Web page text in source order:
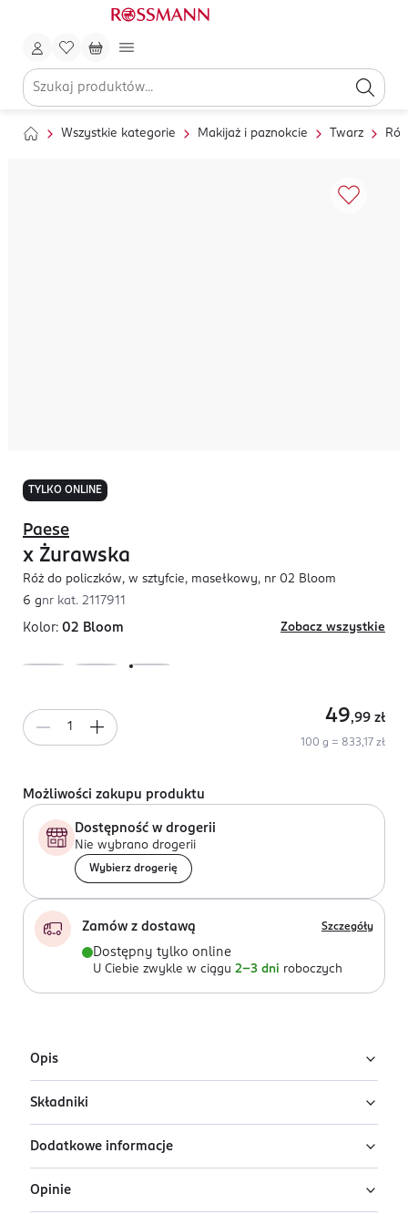
Wszystkie kategorie Makijaż i paznokcie Twarz
TYLKO ONLINE
Paese
x Żurawska
Róż do policzków, w sztyfcie, masełkowy, nr 02 Bloom
6 gnr kat. 2117911
Kolor: 02 Bloom Zobacz wszystkie
49,99 zł
100 g = 833,17 zł
Możliwości zakupu produktu
Dostępność w drogerii
Nie wybrano drogerii
Wybierz drogerię
Zamów z dostawą Szczegóły
Dostępny tylko online
U Ciebie zwykle w ciągu 2-3 dni roboczych
Opis
Kremowy róż w sztyfcie Paese Butter Blend Stick w
odcieniu Bloom to połączenie delikatnego makijażu i
intensywnej pielęgnacji skóry.
Formuła oparta na masłach roślinnych, olejach i
ceramidach zapewnia nie tylko naturalny efekt
Składniki
Ingredients: Candelilla Cera, Pentaerythrityl
Tetraisostearate, Caprylic/Capric Triglyceride, Synthetic
Fluorphlogopite, Hydrogenated Coco-Glycerides,
Polyglyceryl-3 Diisostearate, Stearyl Alcohol,
Dodatkowe informacje
PRZYGOTOWANIE I STOSOWANIE
Nanieś produkt bezpośrednio na policzki, usta lub
Opinie